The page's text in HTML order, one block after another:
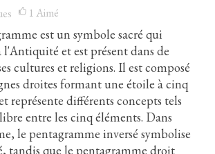
1Aimé
est un symbole sacré qui
l'Antiquité et est présent dans de
cultures et religions. Il est composé
droites formant une étoile à cinq
représente différents concepts tels
entre les cinq éléments. Dans
le pentagramme inversé symbolise
tandis que le pentagramme droit